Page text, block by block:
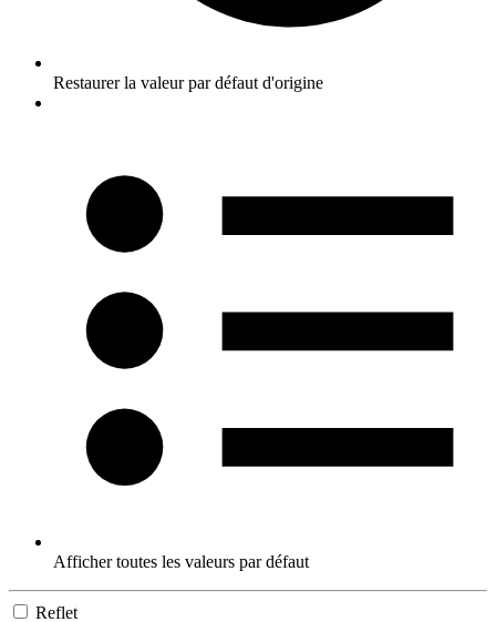
Restaurer la valeur par défaut d'origine
Afficher toutes les valeurs par défaut
Reflet